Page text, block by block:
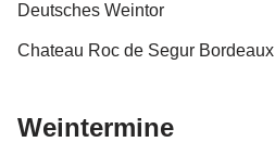
Deutsches Weintor
Chateau Roc de Segur Bordeaux
Weintermine